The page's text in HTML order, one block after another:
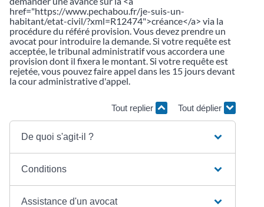
href="https://www.pechabou.fr/je-suis-un-
habitant/etat-civil/?xml=R12474">créance</a> via la
procédure du référé provision. Vous devez prendre un
avocat pour introduire la demande. Si votre requête est
acceptée, le tribunal administratif vous accordera une
provision dont il fixera le montant. Si votre requête est
rejetée, vous pouvez faire appel dans les 15 jours devant
la cour administrative d'appel.
Tout replier Tout déplier
De quoi s'agit-il ?
Conditions
Assistance d'un avocat